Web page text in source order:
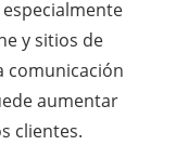
y sitios de
comunicación
aumentar
clientes.